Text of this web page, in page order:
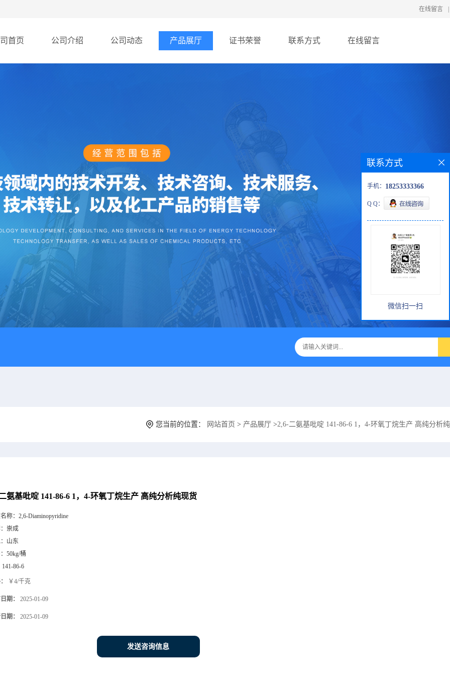
在线留言
首页 公司介绍 公司动态 产品展厅 证书荣誉 联系方式 在线留言
您当前的位置： 网站首页 > 产品展厅 >2,6-二氨基吡啶 141-86-6 1，4-环氧丁烷生产 高纯分析
氨基吡啶 141-86-6 1，4-环氧丁烷生产 高纯分析纯现货
称： 2,6-Diaminopyridine
崇成
山东
50kg/桶
141-86-6
￥4/千克
期： 2025-01-09
期： 2025-01-09
发送咨询信息
联系方式
手机： 18253333366
Q Q：
微信扫一扫